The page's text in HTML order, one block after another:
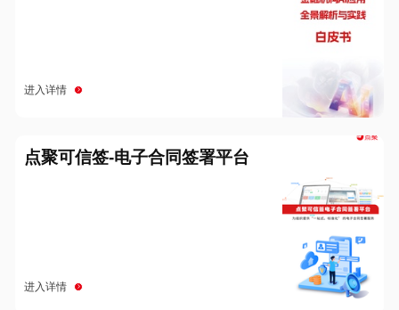
进入详情
点聚可信签-电子合同签署平台
进入详情